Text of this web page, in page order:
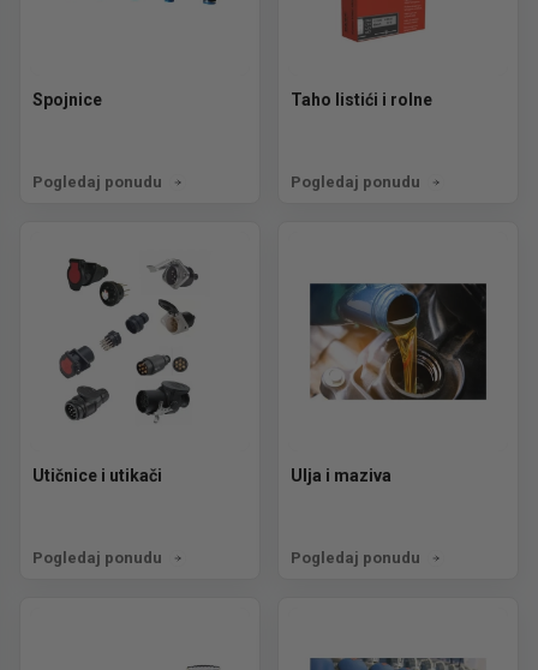
Spojnice
Pogledaj ponudu
Taho listići i rolne
Pogledaj ponudu
Utičnice i utikači
Pogledaj ponudu
Ulja i maziva
Pogledaj ponudu